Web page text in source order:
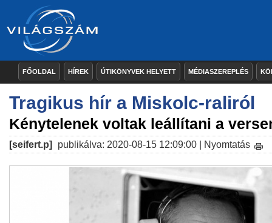
FŐOLDAL HÍREK ÚTIKÖNYVEK HELYETT MÉDIASZEREPLÉS
Tragikus hír a Miskolc-raliról
Kénytelenek voltak leállítani a
[seifert.p] publikálva: 2020-08-15 12:09:00 | Nyomtatás